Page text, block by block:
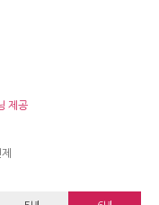
제공